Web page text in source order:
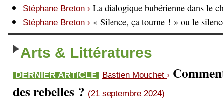
Stéphane Breton › La dialogique bubérienne dans le
Stéphane Breton › « Silence, ça tourne ! » ou le
Arts & Littératures
DERNIER ARTICLE Bastien Mouchet ›
des rebelles ? (21 septembre 2024)